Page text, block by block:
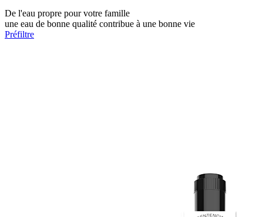
De l'eau propre pour votre famille
une eau de bonne qualité contribue à une bonne vie
Préfiltre